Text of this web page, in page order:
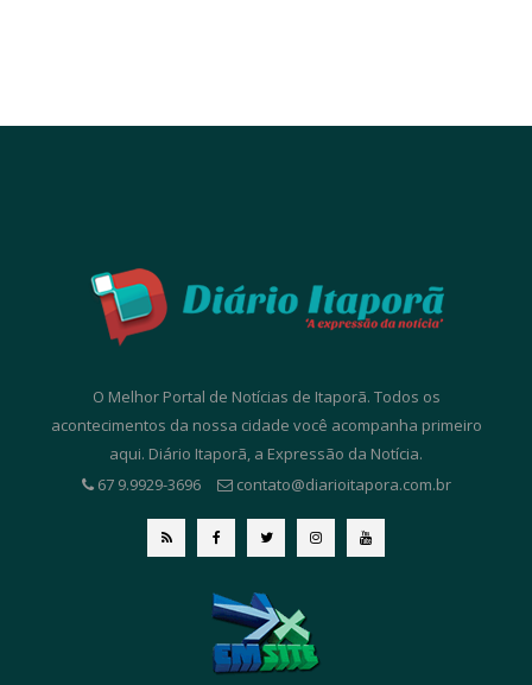
O Melhor Portal de Notícias de Itaporã. Todos os
acontecimentos da nossa cidade você acompanha primeiro
aqui. Diário Itaporã, a Expressão da Notícia.
67 9.9929-3696
contato@diarioitapora.com.br